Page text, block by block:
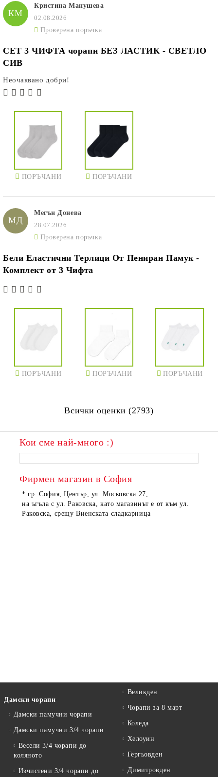
КМ
Кристина Манушева
02.08.2026
Проверена поръчка
СЕТ 3 ЧИФТА чорапи БЕЗ ЛАСТИК - СВЕТЛО
СИВ
Неочаквано добри!
ПОРЪЧАНИ ПОРЪЧАНИ
МД
Мегън Донева
28.07.2026
Проверена поръчка
Бели Еластични Терлици От Пениран Памук -
Комплект от 3 Чифта
ПОРЪЧАНИ ПОРЪЧАНИ ПОРЪЧАНИ
Всички оценки (2793)
Кои сме най-много :)
Фирмен магазин в София
* гр. София, Център, ул. Московска 27,
на ъгъла с ул. Раковска, като магазинът е от към ул.
Раковска, срещу Виенската сладкарница
Дамски чорапи
Дамски памучни чорапи
Дамски памучни 3/4 чорапи
Весели 3/4 чорапи до
коляното
Изчистени 3/4 чорапи до
Великден
Чорапи за 8 март
Коледа
Хелоуин
Гергьовден
Димитровден